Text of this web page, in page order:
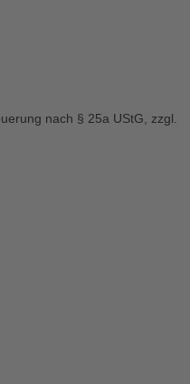
nach § 25a UStG, zzgl.